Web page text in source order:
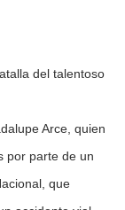
del talentoso
Arce, quien
por parte de un
que